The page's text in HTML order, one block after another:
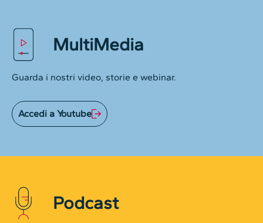
MultiMedia
Guarda i nostri video, storie e webinar.
Accedi a Youtube
Podcast